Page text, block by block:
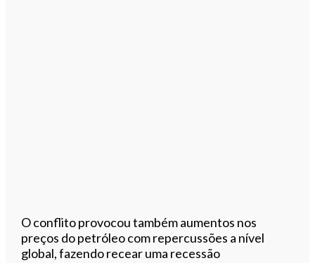
O conflito provocou também aumentos nos
preços do petróleo com repercussões a nível
global, fazendo recear uma recessão